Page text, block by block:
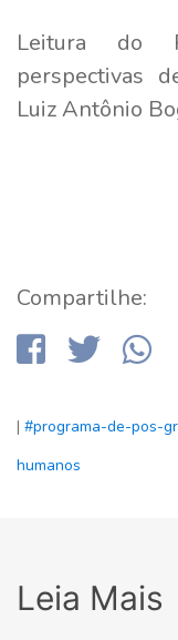
Leitura do
perspectivas
Luiz Antônio
Compartilhe:
| #programa-de-pos-
humanos
Leia Mais